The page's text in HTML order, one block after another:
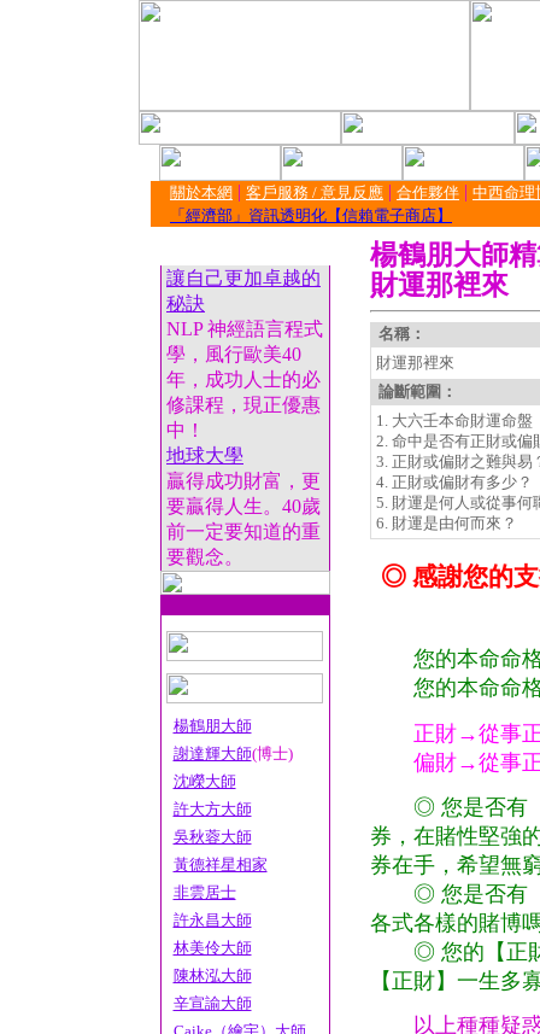
關於本網 | 客戶服務 / 意見反應 | 合作夥伴 | 中西命理
「經濟部」資訊透明化【信賴電子商店】
讓自己更加卓越的
秘訣
NLP 神經語言程式
學，風行歐美40
年，成功人士的必
修課程，現正優惠
中！
地球大學
贏得成功財富，更
要贏得人生。40歲
前一定要知道的重
要觀念。
楊鶴朋大師
謝達輝大師(博士)
沈嶸大師
許大方大師
吳秋蓉大師
黃德祥星相家
非雲居士
許永昌大師
林美伶大師
陳林泓大師
辛宣諭大師
楊鶴朋大師
財運那裡來
名稱：
財運那裡來
論斷範圍：
1. 大六壬本命財運命盤
2. 命中是否有正財或偏
3. 正財或偏財之難與易
4. 正財或偏財有多少？
5. 財運是何人或從事何
6. 財運是由何而來？
◎ 感謝您的
您的本命命
您的本命命格
正財→從事
偏財→從事正
◎ 您是否有
券，在賭性堅強
券在手，希望無
◎ 您是否有【
各式各樣的賭博
◎ 您的【正財
【正財】一生多
以上種種疑惑